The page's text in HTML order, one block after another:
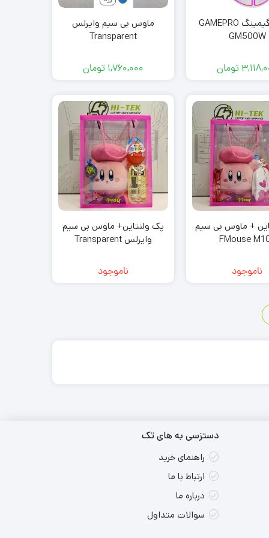
ماوس گیمینگ GAMEPRO
GM500W
تومان
ماوس بی سیم وایرلس
Transparent
1,760,000 تومان
+ ماوس بی سیم
FMouse
ناموجود
پک ولنتاین+ ماوس بی سیم
وایرلس Transparent
ناموجود
دستزسی به های تک
راهنمای خرید
ارتباط با ما
درباره ما
سوالات متداول